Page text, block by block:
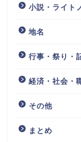
小説・ライト
地名
行事・祭り・
経済・社会・
その他
まとめ